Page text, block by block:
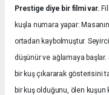
Prestige diye bir filmi var.
kuşla numara yapar:
ortadan kaybolmuştur.
düşünür ve ağlamaya
bir kuş çıkararak gösterisini
bir kuş olduğunu, ölen